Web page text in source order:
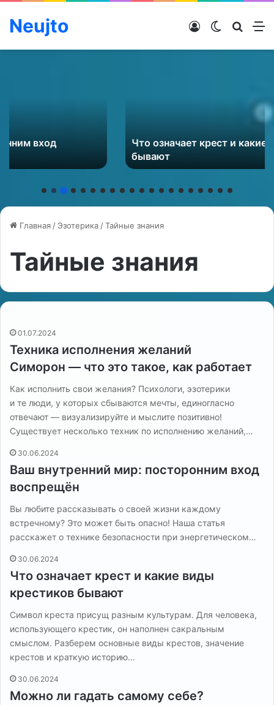
Neujto Switch skin
Войти
Что означает крест и какие виды крестиков
Главная / Эзотерика /Тайные знания
Тайные знания
01.07.2024
Техника исполнения желаний
Симорон — что это такое, как работает
Как исполнить свои желания? Психологи, эзотерики
и те люди, у которых сбываются мечты, единогласно
отвечают — визуализируйте и мыслите позитивно!
Существует несколько техник по исполнению желаний,…
30.06.2024
Ваш внутренний мир: посторонним вход
воспрещён
Вы любите рассказывать о своей жизни каждому
встречному? Это может быть опасно! Наша статья
расскажет о технике безопасности при энергетическом…
30.06.2024
Что означает крест и какие виды
крестиков бывают
Символ креста присущ разным культурам. Для человека,
использующего крестик, он наполнен сакральным
смыслом. Разберем основные виды крестов, значение
крестов и краткую историю…
30.06.2024
Можно ли гадать самому себе?